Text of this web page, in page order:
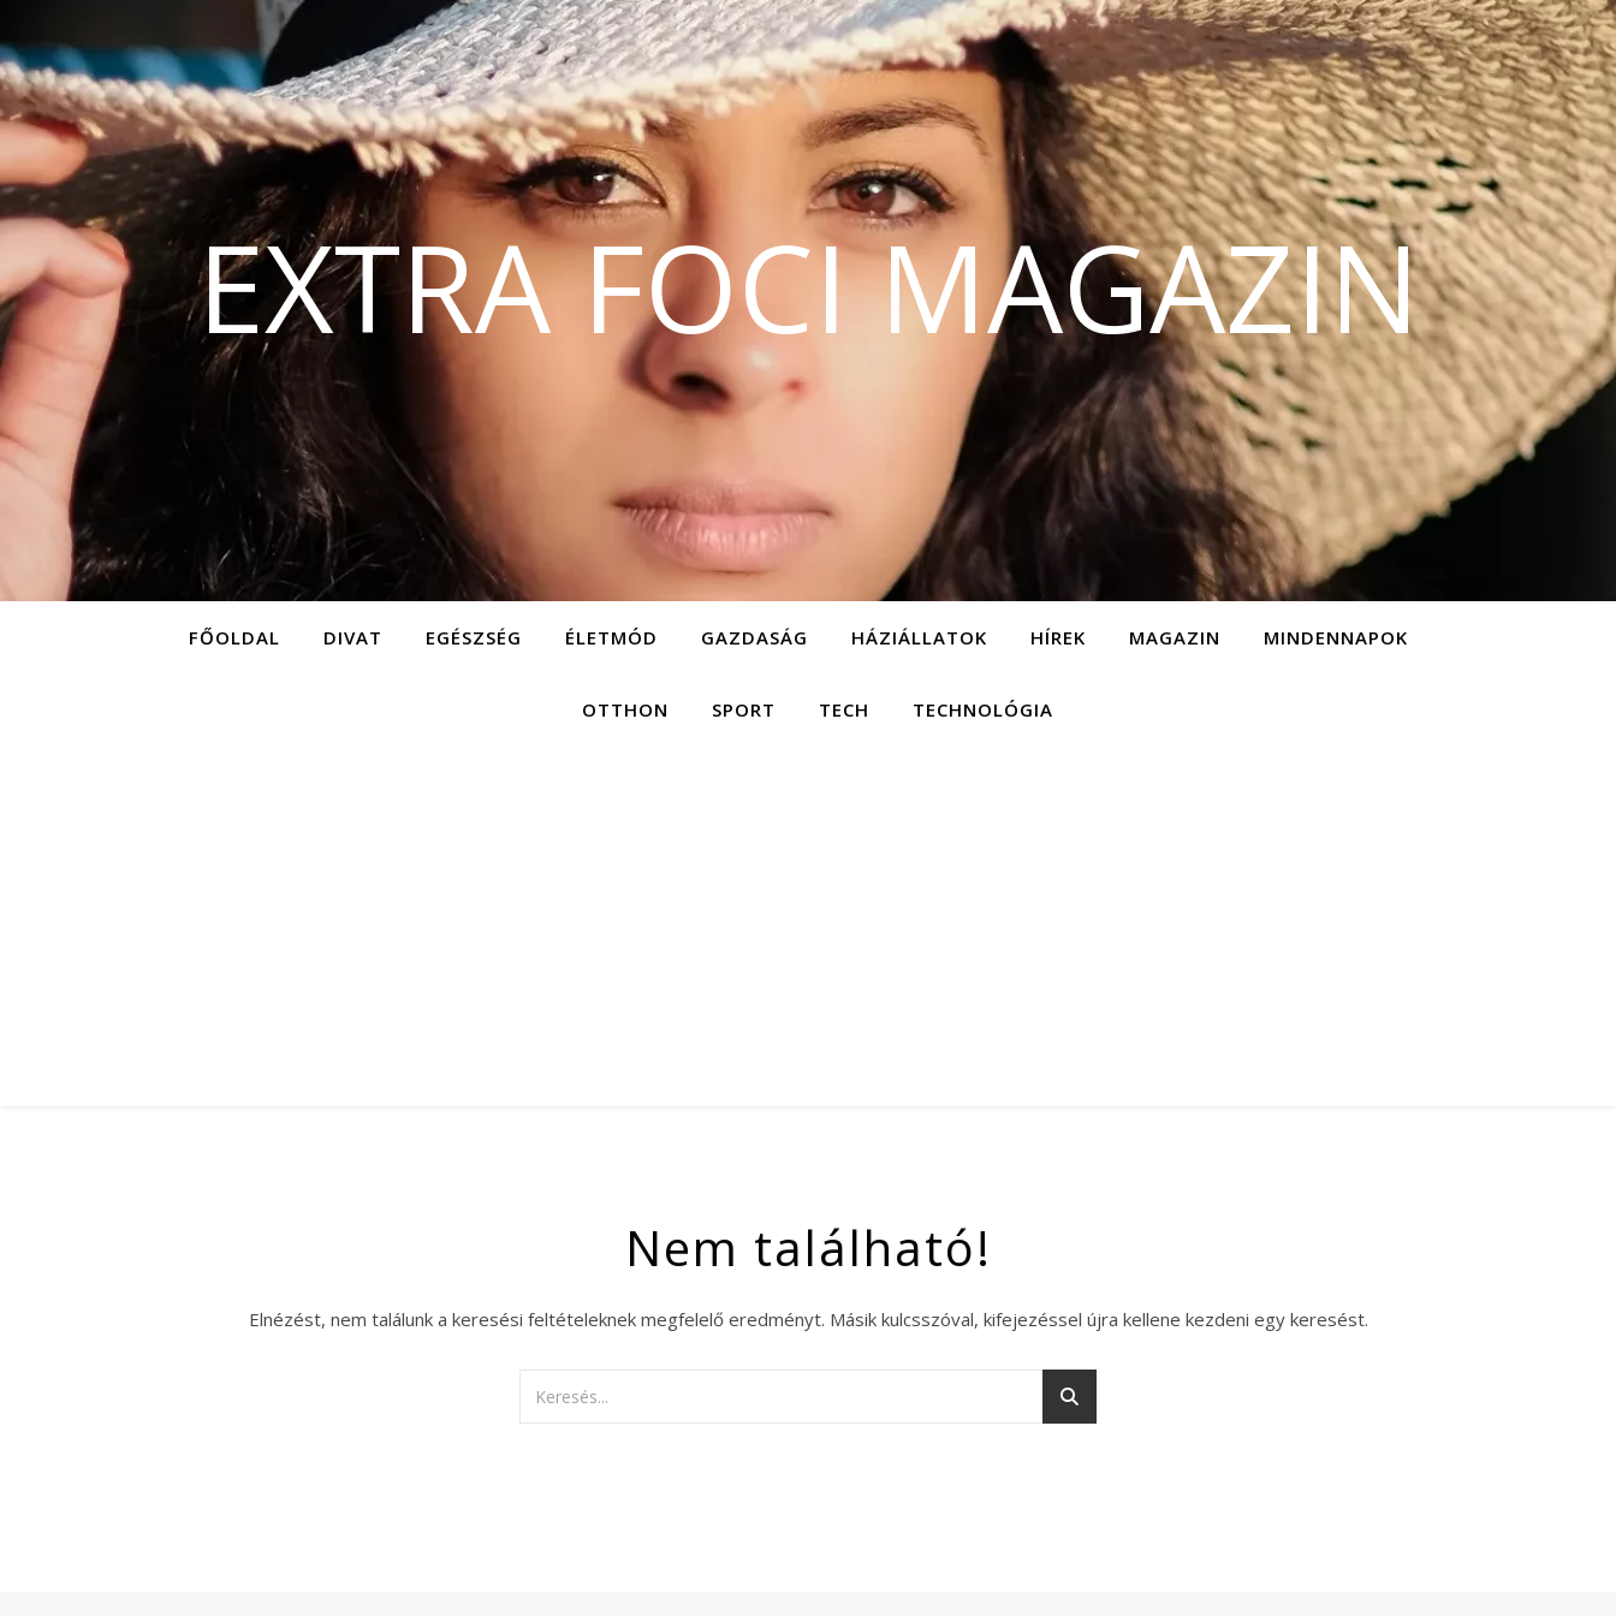
EXTRA FOCI MAGAZIN
FŐOLDAL DIVAT EGÉSZSÉG ÉLETMÓD GAZDASÁG HÁZIÁLLATOK HÍREK MAGAZIN MINDENNAPOK
OTTHON SPORT TECH TECHNOLÓGIA
Nem található!
Elnézést, nem találunk a keresési feltételeknek megfelelő eredményt. Másik kulcsszóval, kifejezéssel újra kellene kezdeni egy keresést.